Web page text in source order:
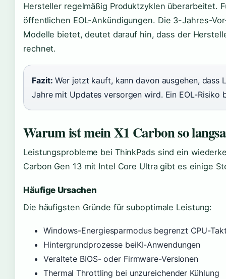
Hersteller regelmäßig Produktzyklen überarbeitet.
öffentlichen EOL-Ankündigungen. Die 3-Jahres-
Modelle bietet, deutet darauf hin, dass der
rechnet.
Fazit: Wer jetzt kauft, kann davon ausgehen, dass
Jahre mit Updates versorgen wird. Ein EOL-
Warum ist mein X1 Carbon so
Leistungsprobleme bei ThinkPads sind ein
Carbon Gen 13 mit Intel Core Ultra gibt es einige
Häufige Ursachen
Die häufigsten Gründe für suboptimale Leistung:
Windows-Energiesparmodus begrenzt CPU-
Hintergrundprozesse beiKI-Anwendungen
Veraltete BIOS- oder Firmware-Versionen
Thermal Throttling bei unzureichender Kühlung